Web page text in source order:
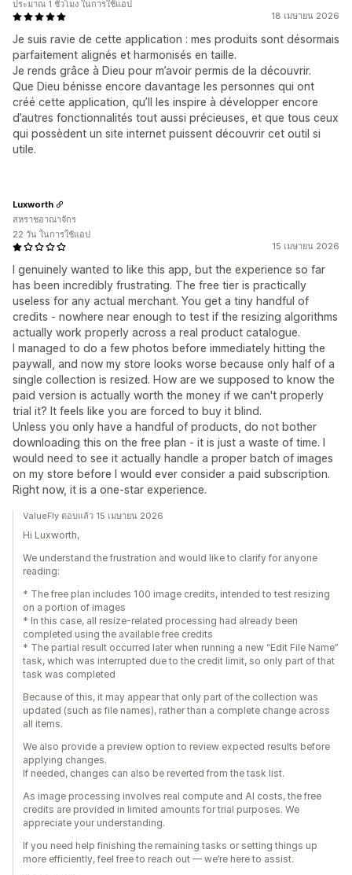
18 เมษายน 2026
Je suis ravie de cette application : mes produits sont désormais
parfaitement alignés et harmonisés en taille.
Je rends grâce à Dieu pour m’avoir permis de la découvrir.
Que Dieu bénisse encore davantage les personnes qui ont
créé cette application, qu’Il les inspire à développer encore
d’autres fonctionnalités tout aussi précieuses, et que tous ceux
qui possèdent un site internet puissent découvrir cet outil si
utile.
ประมาณ 1 ชั่วโมง ในการใช้แอป
15 เมษายน 2026
I genuinely wanted to like this app, but the experience so far
has been incredibly frustrating. The free tier is practically
useless for any actual merchant. You get a tiny handful of
credits - nowhere near enough to test if the resizing algorithms
actually work properly across a real product catalogue.
I managed to do a few photos before immediately hitting the
paywall, and now my store looks worse because only half of a
single collection is resized. How are we supposed to know the
paid version is actually worth the money if we can't properly
trial it? It feels like you are forced to buy it blind.
Unless you only have a handful of products, do not bother
downloading this on the free plan - it is just a waste of time. I
would need to see it actually handle a proper batch of images
on my store before I would ever consider a paid subscription.
Right now, it is a one-star experience.
Luxworth
สหราชอาณาจักร
22 วัน ในการใช้แอป
ValueFly ตอบแล้ว 15 เมษายน 2026
Hi Luxworth,
We understand the frustration and would like to clarify for anyone
reading:
* The free plan includes 100 image credits, intended to test resizing
on a portion of images
* In this case, all resize-related processing had already been
completed using the available free credits
* The partial result occurred later when running a new “Edit File Name”
task, which was interrupted due to the credit limit, so only part of that
task was completed
Because of this, it may appear that only part of the collection was
updated (such as file names), rather than a complete change across
all items.
We also provide a preview option to review expected results before
applying changes.
If needed, changes can also be reverted from the task list.
As image processing involves real compute and AI costs, the free
credits are provided in limited amounts for trial purposes. We
appreciate your understanding.
If you need help finishing the remaining tasks or setting things up
more efficiently, feel free to reach out — we’re here to assist.